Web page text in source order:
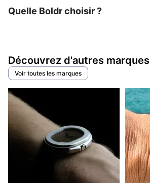
Quelle Boldr choisir ?
Découvrez d'autres marques
Voir toutes les marques